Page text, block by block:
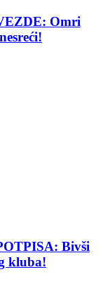
Omri
Bivši
kluba!